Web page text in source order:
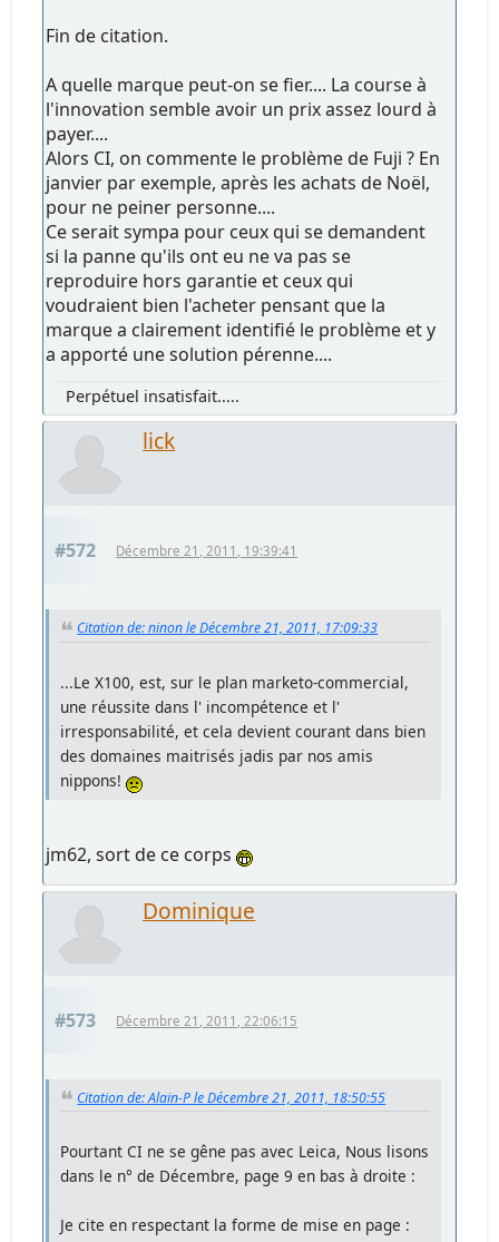
Fin de citation.
A quelle marque peut-on se fier.... La course à
l'innovation semble avoir un prix assez lourd à
payer....
Alors CI, on commente le problème de Fuji ? En
janvier par exemple, après les achats de Noël,
pour ne peiner personne....
Ce serait sympa pour ceux qui se demandent
si la panne qu'ils ont eu ne va pas se
reproduire hors garantie et ceux qui
voudraient bien l'acheter pensant que la
marque a clairement identifié le problème et y
a apporté une solution pérenne....
Perpétuel insatisfait.....
lick
#572 Décembre 21, 2011, 19:39:41
Citation de: ninon le Décembre 21, 2011, 17:09:33
...Le X100, est, sur le plan marketo-commercial,
une réussite dans l' incompétence et l'
irresponsabilité, et cela devient courant dans bien
des domaines maitrisés jadis par nos amis
nippons!
jm62, sort de ce corps
Dominique
#573 Décembre 21, 2011, 22:06:15
Citation de: Alain-P le Décembre 21, 2011, 18:50:55
Pourtant CI ne se gêne pas avec Leica, Nous lisons
dans le n° de Décembre, page 9 en bas à droite :
Je cite en respectant la forme de mise en page :